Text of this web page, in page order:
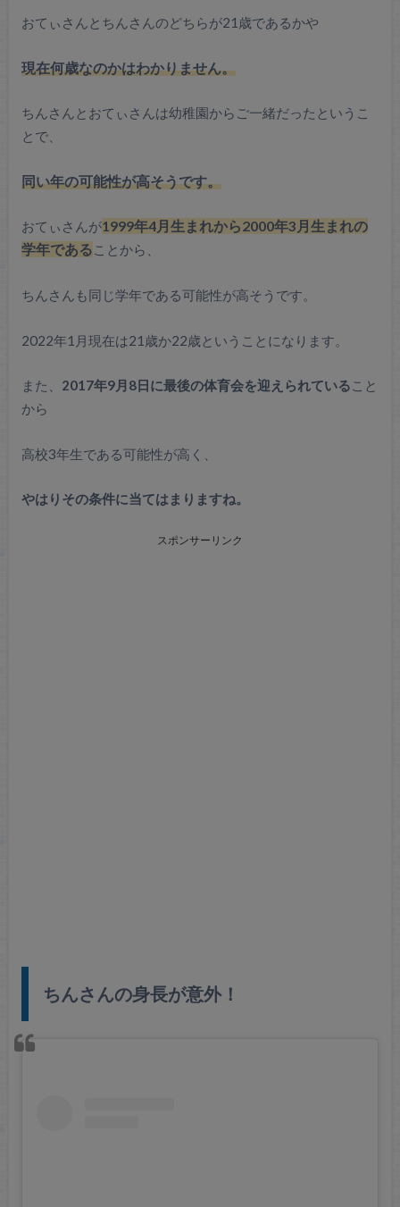
おてぃさんとちんさんのどちらが21歳であるかや
現在何歳なのかはわかりません。
ちんさんとおてぃさんは幼稚園からご一緒だったというこ
とで、
同い年の可能性が高そうです。
おてぃさんが1999年4月生まれから2000年3月生まれの
学年であることから、
ちんさんも同じ学年である可能性が高そうです。
2022年1月現在は21歳か22歳ということになります。
また、 2017年9月8日に最後の体育会を迎えられていること
から
高校3年生である可能性が高く、
やはりその条件に当てはまりますね。
スポンサーリンク
ちんさんの身長が意外！